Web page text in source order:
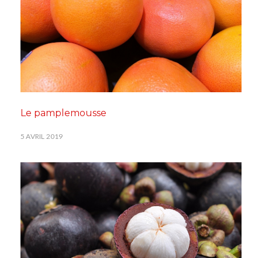
Le pamplemousse
5 AVRIL 2019